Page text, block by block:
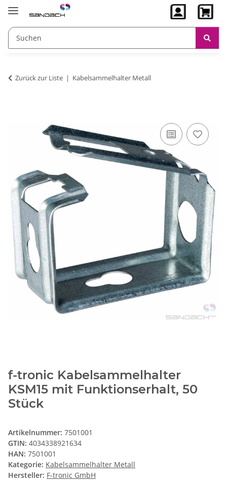
Zurück zur Liste Kabelsammelhalter Metall
f-tronic Kabelsammelhalter
KSM15 mit Funktionserhalt, 50
Stück
Artikelnummer: 7501001
GTIN: 4034338921634
HAN: 7501001
Kategorie: Kabelsammelhalter Metall
Hersteller: F-tronic GmbH